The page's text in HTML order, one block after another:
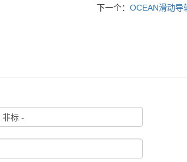
下一个： OCEAN滑动导